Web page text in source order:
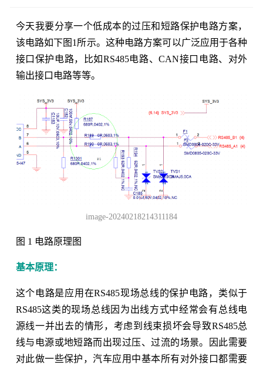
今天我要分享一个低成本的过压和短路保护电路方案，
该电路如下图1所示。这种电路方案可以广泛应用于各种
接口保护电路，比如RS485电路、CAN接口电路、对外
输出接口电路等等。
image-20240218214311184
图 1 电路原理图
基本原理：
这个电路是应用在RS485现场总线的保护电路，类似于
RS485这类的现场总线因为出线方式中经常会有总线电
源线一并出去的情形，考虑到线束损坏会导致RS485总
线与电源或地短路而出现过压、过流的场景。因此需要
对此做一些保护，汽车应用中基本所有对外接口都需要